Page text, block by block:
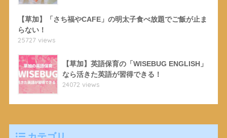
【草加】「さち福やCAFE」の明太子食べ放題でご飯が止ま
らない！
25727 views
【草加】英語保育の「WISEBUG ENGLISH」
なら活きた英語が習得できる！
24072 views